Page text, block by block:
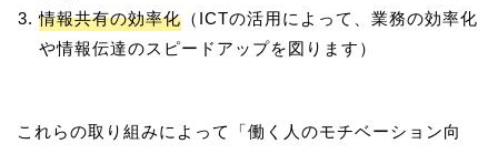
情報共有の効率化 （ICTの活用によって、業務の効率化
や情報伝達のスピードアップを図ります）
これらの取り組みによって「働く人のモチベーション向